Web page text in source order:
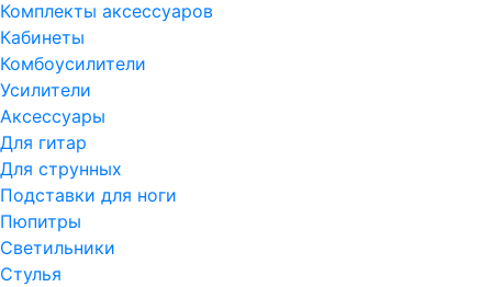
Комплекты аксессуаров
Кабинеты
Комбоусилители
Усилители
Аксессуары
Для гитар
Для струнных
Подставки для ноги
Пюпитры
Светильники
Стулья